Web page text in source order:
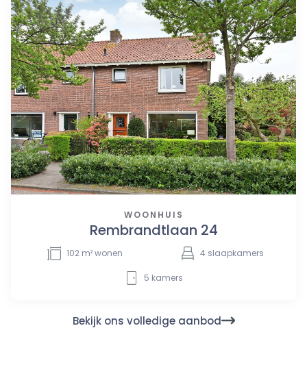
WOONHUIS
Rembrandtlaan 24
102 m² wonen 4 slaapkamers
5 kamers
Bekijk ons volledige aanbod